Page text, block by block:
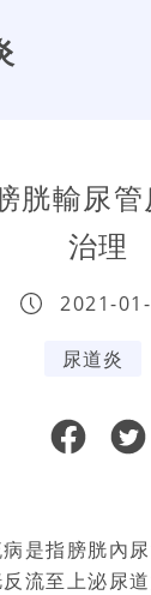
胱輸尿
治理
2021-
尿道炎
是指膀胱內
流至上泌尿